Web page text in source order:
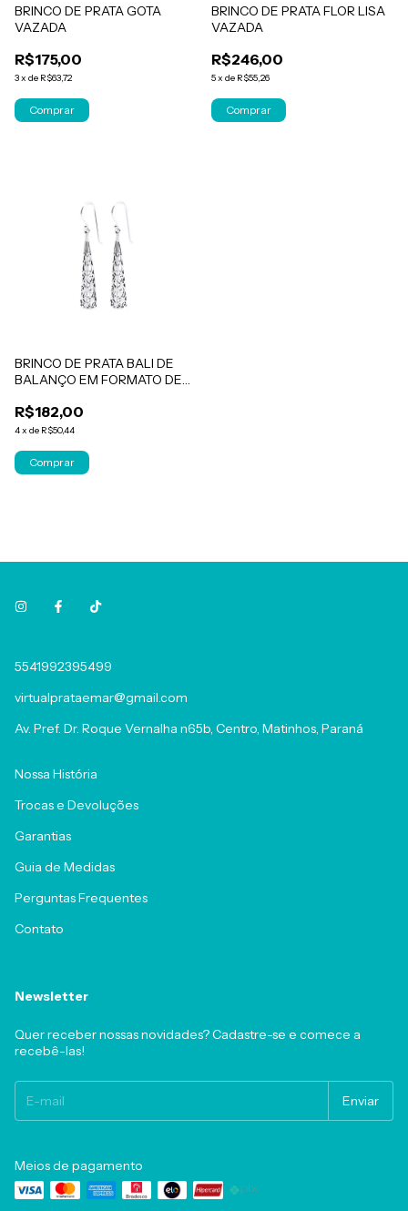
BRINCO DE PRATA GOTA
VAZADA
R$175,00
3x de R$63,72
BRINCO DE PRATA FLOR LISA
VAZADA
R$246,00
5x de R$55,26
BRINCO DE PRATA BALI DE
BALANÇO EM FORMATO DE
R$182,00
4x de R$50,44
5541992395499
virtualprataemar@gmail.com
Av. Pref. Dr. Roque Vernalha n65b, Centro, Matinhos, Paraná
Nossa História
Trocas e Devoluções
Garantias
Guia de Medidas
Perguntas Frequentes
Contato
Newsletter
Quer receber nossas novidades? Cadastre-se e comece a
recebê-las!
Meios de pagamento